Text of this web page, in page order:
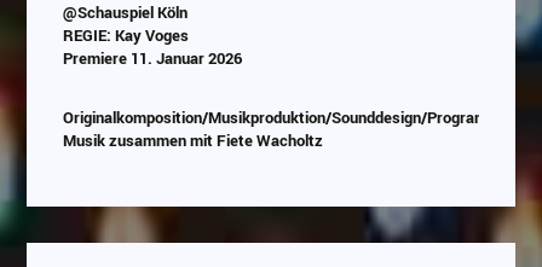
@Schauspiel Köln
REGIE: Kay Voges
Premiere 11. Januar 2026
Originalkomposition/Musikproduktion/Sounddesign/
Musik zusammen mit Fiete Wacholtz